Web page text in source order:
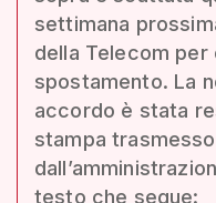
settimana
della Telecom per
spostamento. La
accordo è stata
stampa
testo che segue: